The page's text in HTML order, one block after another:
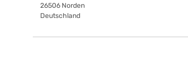
26506 Norden
Deutschland